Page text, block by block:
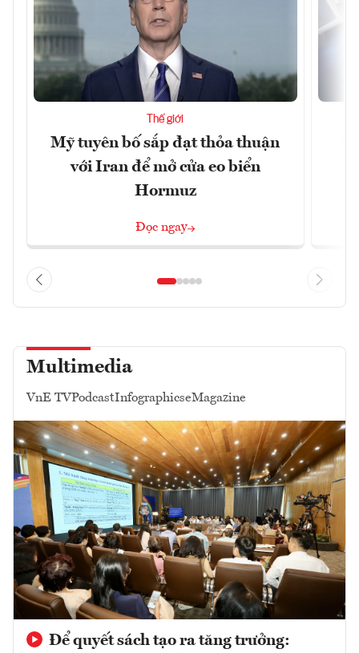
Thế giới
Mỹ tuyên bố sắp đạt thỏa thuận
với Iran để mở cửa eo biển
Hormuz
Đọc ngay
Multimedia
VnE TVPodcastInfographicseMagazine
Để quyết sách tạo ra tăng trưởng: